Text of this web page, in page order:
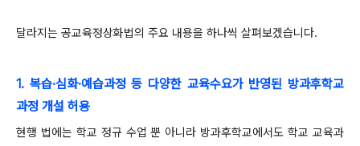
달라지는 공교육정상화법의 주요 내용을 하나씩 살펴보겠습니다.
1. 복습·심화·예습과정 등 다양한 교육수요가 반영된 방과후학교
과정 개설 허용
현행 법에는 학교 정규 수업 뿐 아니라 방과후학교에서도 학교 교육과